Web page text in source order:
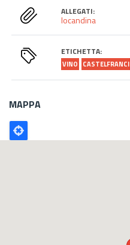
ALLEGATI:
locandina
ETICHETTA:
VINO CASTELFRANCI
MAPPA
Poligono
GEO